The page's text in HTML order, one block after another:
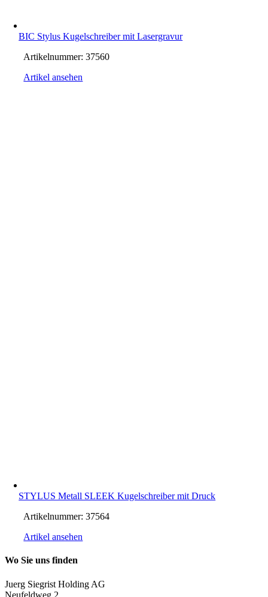
BIC Stylus Kugelschreiber mit Lasergravur
Artikelnummer:37560
Artikel ansehen
STYLUS Metall SLEEK Kugelschreiber mit Druck
Artikelnummer:37564
Artikel ansehen
Wo Sie uns finden
Juerg Siegrist Holding AG
Neufeldweg 2